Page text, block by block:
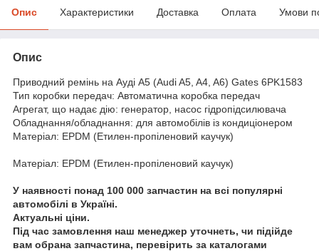
Опис Характеристики Доставка Оплата Умови
Опис
Приводний ремінь на Ауді A5 (Audi A5, A4, A6) Gates 6PK1583
Тип коробки передач: Автоматична коробка передач
Агрегат, що надає дію: генератор, насос гідропідсилювача
Обладнання/обладнання: для автомобілів із кондиціонером
Матеріал: EPDM (Етилен-пропіленовий каучук)
Матеріал: EPDM (Етилен-пропіленовий каучук)
У наявності понад 100 000 запчастин на всі популярні
автомобілі в Україні.
Актуальні ціни.
Під час замовлення наш менеджер уточнеть, чи підійде
вам обрана запчастина, перевірить за каталогами